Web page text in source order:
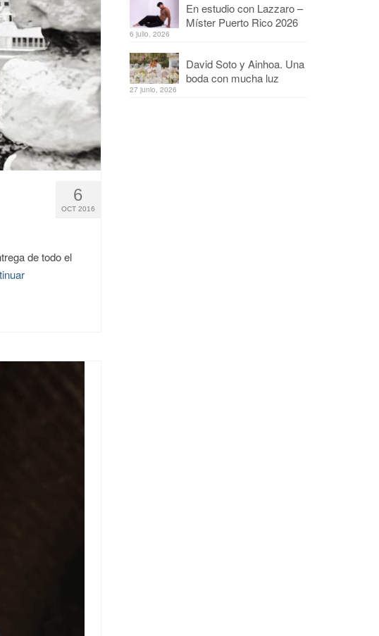
6
OCT 2016
de todo el
En estudio con Lazzaro –
Míster Puerto Rico 2026
6 julio, 2026
David Soto y Ainhoa. Una
boda con mucha luz
27 junio, 2026